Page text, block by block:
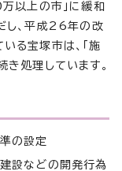
以上の市」に緩和
し、平成26年の改
る宝塚市は、「施
き処理しています。
の設定
建設などの開発行為